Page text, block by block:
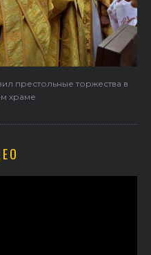
престольные торжества в
храме